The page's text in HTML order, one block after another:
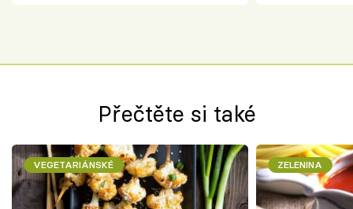
Přečtěte si také
VEGETARIÁNSKÉ ZELENINA